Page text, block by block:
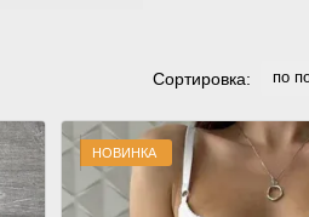
Сортировка: по
НОВИНКА